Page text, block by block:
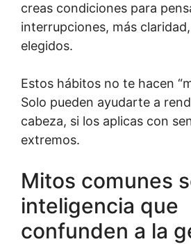
creas condiciones para
interrupciones, más
elegidos.
Estos hábitos no te hacen
Solo pueden ayudarte a
cabeza, si los aplicas con
extremos.
Mitos comunes
inteligencia que
confunden a la